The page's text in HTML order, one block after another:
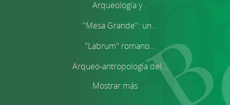
Arqueología y...
''Mesa Grande'': un...
''Labrum'' romano...
Arqueo-antropología del...
Mostrar más